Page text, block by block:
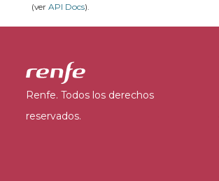
(ver API Docs).
Renfe. Todos los derechos
reservados.